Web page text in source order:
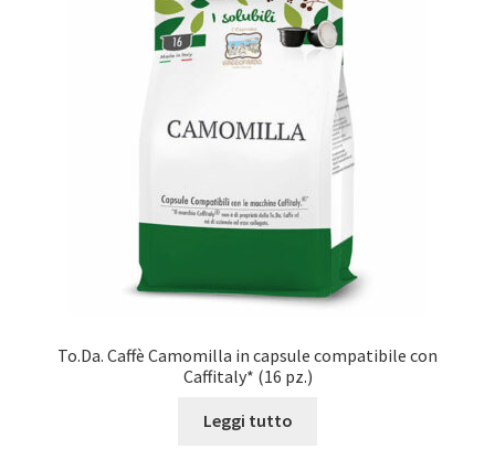
To.Da. Caffè Camomilla in capsule compatibile con
Caffitaly* (16 pz.)
Leggi tutto